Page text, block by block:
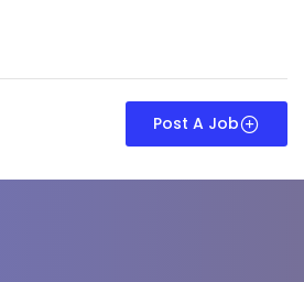
Post A Job